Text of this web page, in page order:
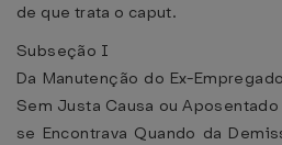
de que trata o caput.
Subseção I
Da Manutenção do Ex-
Sem Justa Causa ou
se Encontrava Quando da